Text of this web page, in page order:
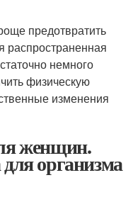
предотвратить
распространенная
немного
физическую
изменения
женщин.
организма